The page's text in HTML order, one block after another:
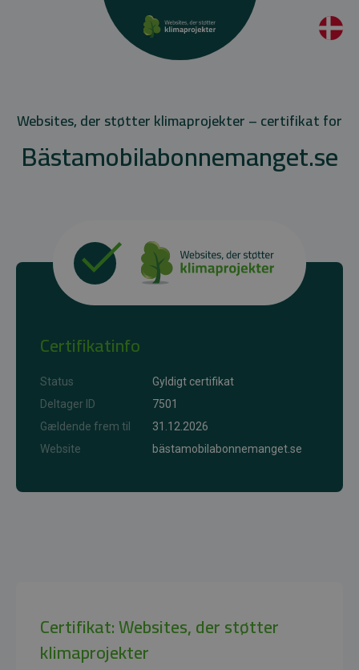
Websites, der støtter klimaprojekter – certifikat for
Bästamobilabonnemanget.se
Certifikatinfo
Status
Gyldigt certifikat
Deltager ID
7501
Gældende frem til
31.12.2026
Website
bästamobilabonnemanget.se
Certifikat: Websites, der støtter
klimaprojekter